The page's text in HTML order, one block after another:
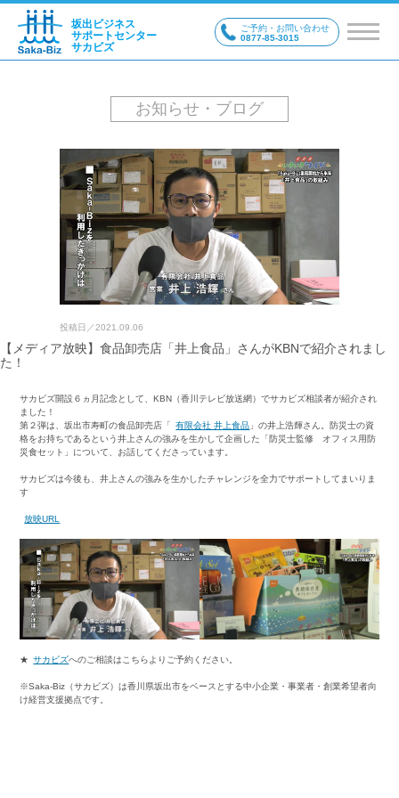
坂出ビジネス
サポートセンター
サカビズ
ご予約・お問い合わせ
0877-85-3015
お知らせ・ブログ
投稿日／2021.09.06
【メディア放映】食品卸売店「井上食品」さんがKBNで紹介されまし
た！
サカビズ開設６ヵ月記念として、KBN（香川テレビ放送網）でサカビズ相談者が紹介され
ました！
第２弾は、坂出市寿町の食品卸売店「 有限会社 井上食品 」の井上浩輝さん。防災士の資
格をお持ちであるという井上さんの強みを生かして企画した「防災士監修 オフィス用防
災食セット」について、お話してくださっています。
サカビズは今後も、井上さんの強みを生かしたチャレンジを全力でサポートしてまいりま
す
放映URL
★ サカビズへのご相談はこちらよりご予約ください。
※Saka-Biz（サカビズ）は香川県坂出市をベースとする中小企業・事業者・創業希望者向
け経営支援拠点です。